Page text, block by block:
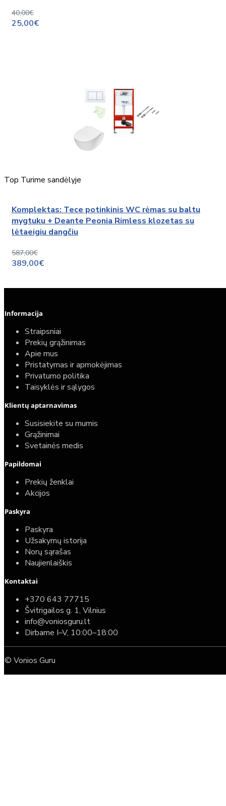
40,00€
25,00€
Top Turime sandėlyje
Komplektas: Tece potinkinis WC rėmas su baltu
mygtuku + Deante Peonia Rimless klozetas su
lėtaeigiu dangčiu
587,00€
389,00€
Informacija
Straipsniai
Prekių grąžinimas
Apie mus
Pristatymas ir apmokėjimas
Privatumo politika
Taisyklės ir sąlygos
Klientų aptarnavimas
Susisiekite su mumis
Grąžinimai
Svetainės medis
Papildomai
Prekių ženklai
Akcijos
Paskyra
Paskyra
Užsakymų istorija
Norų sąrašas
Naujienlaiškis
Kontaktai
+370 643 77715
Švitrigailos g. 1, Vilnius
info@voniosguru.lt
Dirbame I–V, 10:00–18:00
© Vonios Guru